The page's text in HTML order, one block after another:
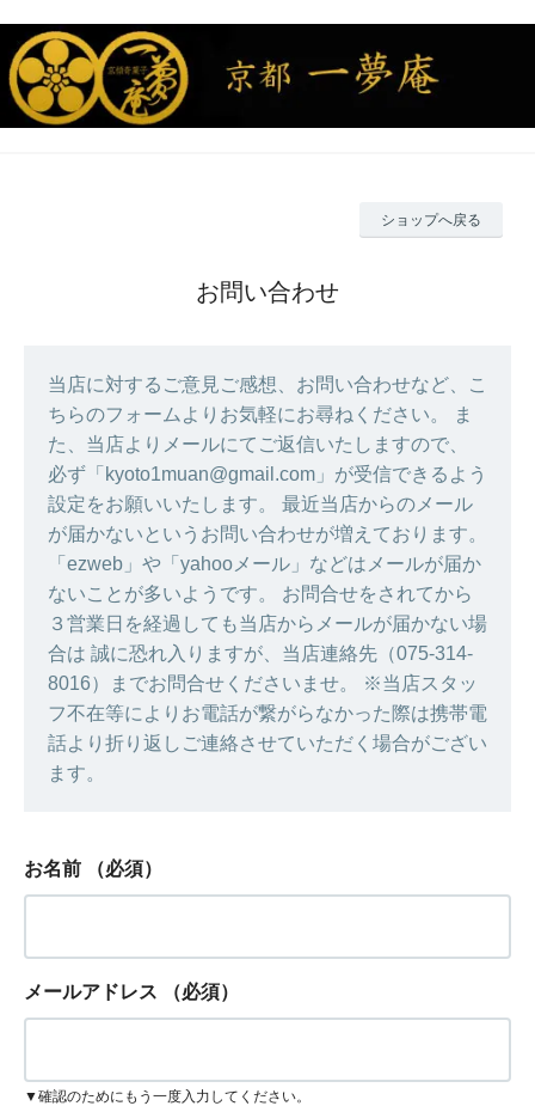
ショップへ戻る
お問い合わせ
当店に対するご意見ご感想、お問い合わせなど、こ
ちらのフォームよりお気軽にお尋ねください。 ま
た、当店よりメールにてご返信いたしますので、
必ず「kyoto1muan@gmail.com」が受信できるよう
設定をお願いいたします。 最近当店からのメール
が届かないというお問い合わせが増えております。
「ezweb」や「yahooメール」などはメールが届か
ないことが多いようです。 お問合せをされてから
３営業日を経過しても当店からメールが届かない場
合は 誠に恐れ入りますが、当店連絡先（075-314-
8016）までお問合せくださいませ。 ※当店スタッ
フ不在等によりお電話が繋がらなかった際は携帯電
話より折り返しご連絡させていただく場合がござい
ます。
お名前 （必須）
メールアドレス （必須）
▼確認のためにもう一度入力してください。